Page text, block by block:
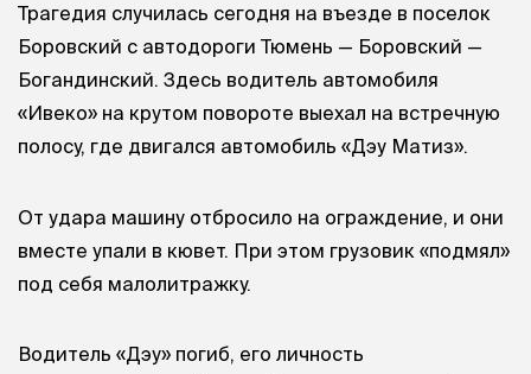
Трагедия случилась сегодня на въезде в поселок
Боровский с автодороги Тюмень — Боровский —
Богандинский. Здесь водитель автомобиля
«Ивеко» на крутом повороте выехал на встречную
полосу, где двигался автомобиль «Дэу Матиз».
От удара машину отбросило на ограждение, и они
вместе упали в кювет. При этом грузовик «подмял»
под себя малолитражку.
Водитель «Дэу» погиб, его личность